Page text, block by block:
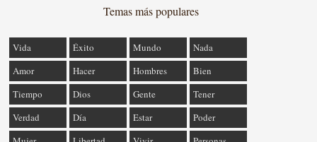
Temas más populares
Vida Éxito Mundo
Nada
Amor
Hacer Hombres
Bien
Tiempo
Dios Gente
Tener
Verdad
Día Estar
Poder